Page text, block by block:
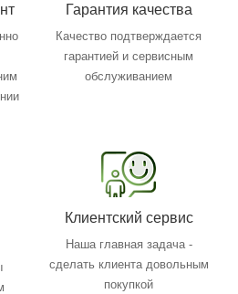
Гарантия качества
Качество подтверждается
гарантией и сервисным
обслуживанием
Клиентский сервис
Наша главная задача -
сделать клиента довольным
покупкой